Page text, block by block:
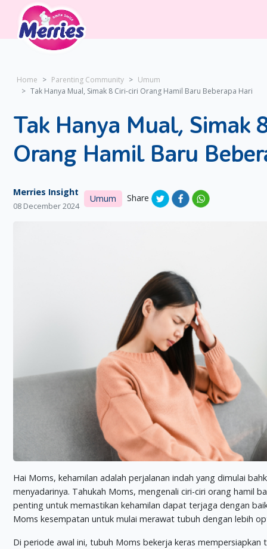
Home Parenting Community
Umum
Tak Hanya Mual, Simak 8 Ciri-ciri Orang Hamil Baru Beberapa Hari
Tak Hanya Mual, Simak
Orang Hamil Baru
Merries Insight
08 December 2024
Umum Share
Hai Moms, kehamilan adalah perjalanan indah yang dimulai
menyadarinya. Tahukah Moms, mengenali ciri-ciri orang hamil
penting untuk memastikan kehamilan dapat terjaga dengan
Moms kesempatan untuk mulai merawat tubuh dengan lebih
Di periode awal ini, tubuh Moms bekerja keras mempersiapkan